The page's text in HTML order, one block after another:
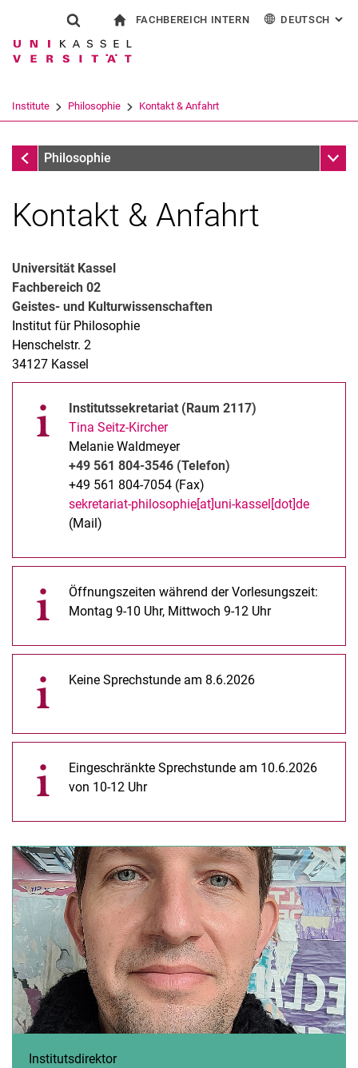
Springe direkt zu: Inhalt
Springe direkt zu: Suche
Springe direkt zu:
Suchformular
Suchbegriff
Suchen (öffnet externen Link in einem
FACHBEREICH INTERN DEUTSCH :
Institute Philosophie Kontakt & Anfahrt
InstitutePhilosophie
Kontakt & Anfahrt
Universität Kassel
Fachbereich 02
Geistes- und Kulturwissenschaften
Institut für Philosophie
Henschelstr. 2
34127 Kassel
Institutssekretariat (Raum 2117)
Tina Seitz-Kircher
Melanie Waldmeyer
+49 561 804-3546 (Telefon)
+49 561 804-7054 (Fax)
sekretariat-philosophie[at]uni-kassel[dot]de
(Mail)
Öffnungszeiten während der Vorlesungszeit:
Montag 9-10 Uhr, Mittwoch 9-12 Uhr
Keine Sprechstunde am 8.6.2026
Eingeschränkte Sprechstunde am 10.6.2026
von 10-12 Uhr
Institutsdirektor